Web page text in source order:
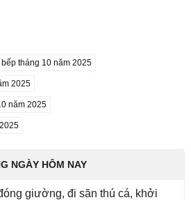
tháng 10 năm 2025
2025
năm 2025
NGÀY HÔM NAY
giường, đi săn thú cá, khởi